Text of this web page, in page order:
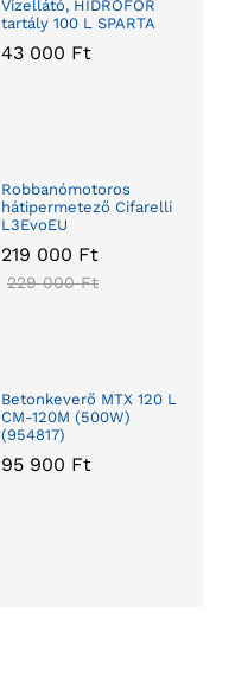
Vízellátó, HIDROFOR
tartály 100 L SPARTA
43 000 Ft
Robbanómotoros
hátipermetező Cifarelli
L3EvoEU
219 000 Ft
229 000Ft
Betonkeverő MTX 120 L
CM-120M (500W)
(954817)
95 900 Ft